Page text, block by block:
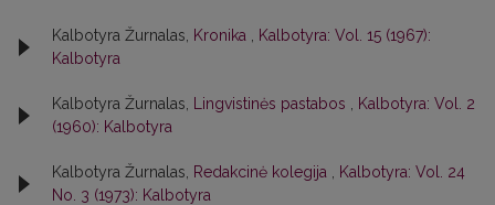
Kalbotyra Žurnalas, Kronika
Kalbotyra: Vol. 15 (1967):
Kalbotyra
Kalbotyra Žurnalas, Lingvistinės pastabos
Kalbotyra: Vol. 2
(1960): Kalbotyra
Kalbotyra Žurnalas, Redakcinė kolegija
Kalbotyra: Vol. 24
No. 3 (1973): Kalbotyra